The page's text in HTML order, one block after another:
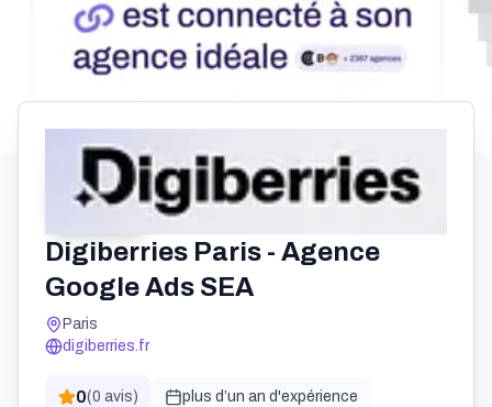
Digiberries Paris - Agence
Google Ads SEA
Paris
digiberries.fr
0(0 avis) plus d’un an d'expérience